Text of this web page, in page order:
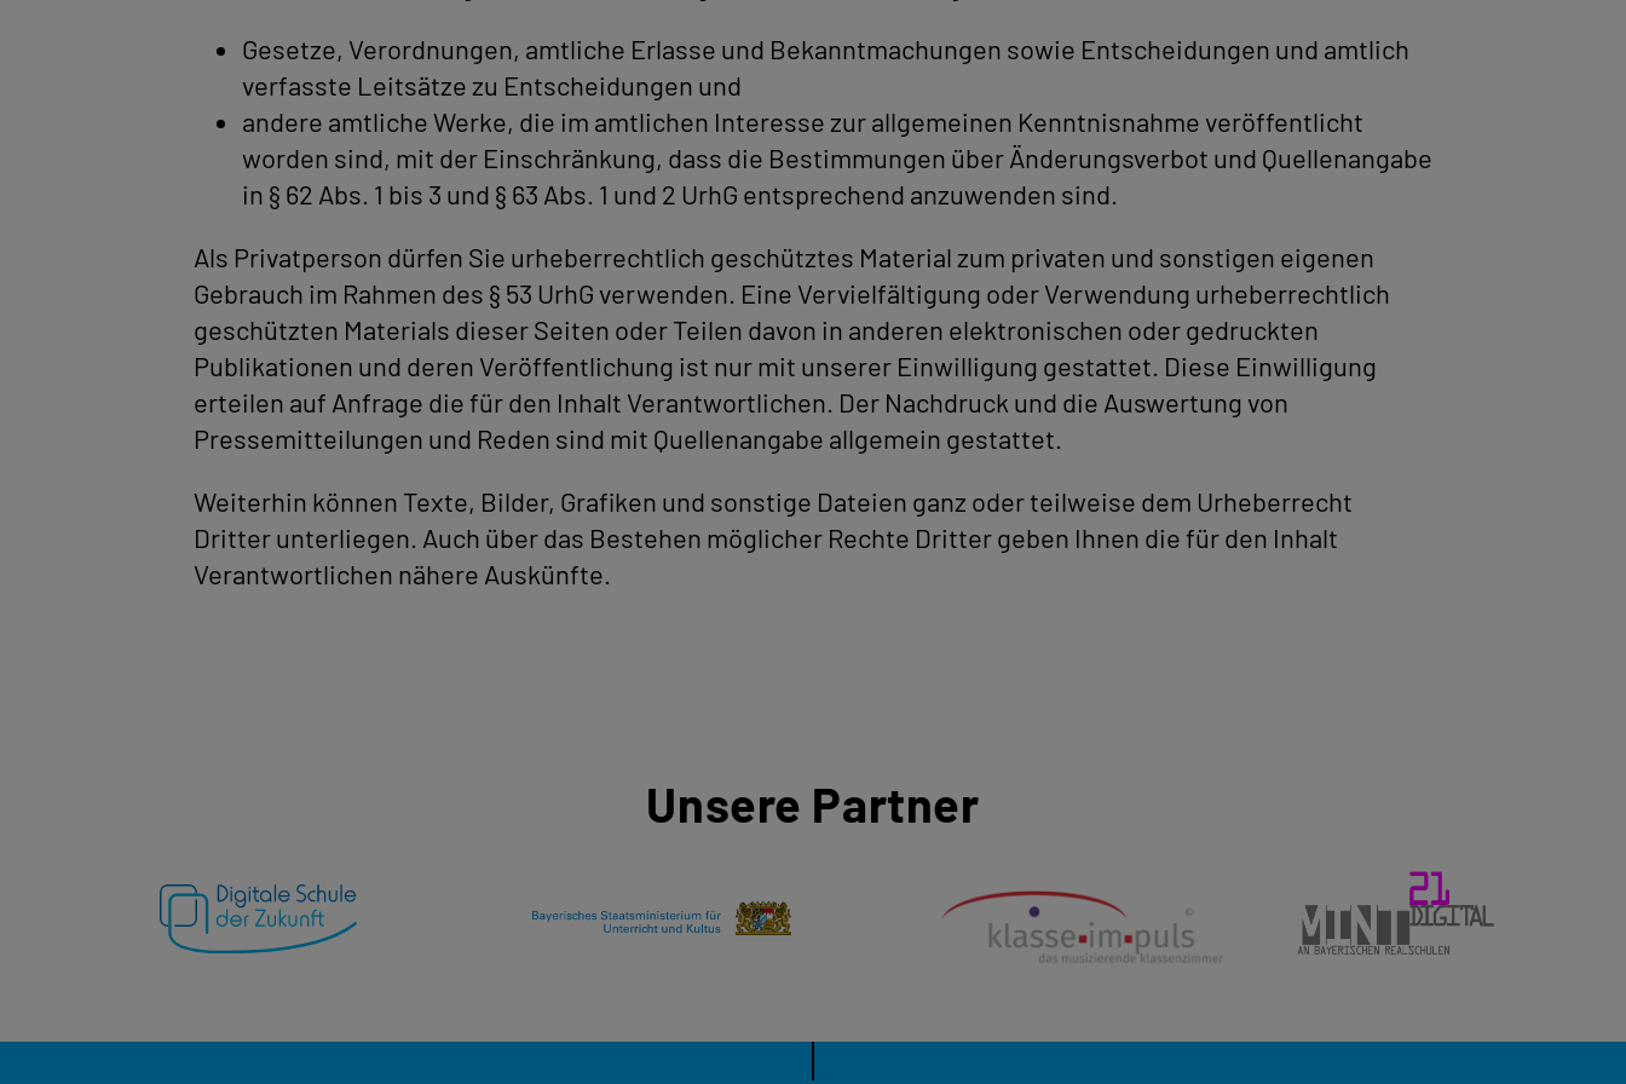
Gesetze, Verordnungen, amtliche Erlasse und Bekanntmachungen sowie Entscheidungen und amtlich
verfasste Leitsätze zu Entscheidungen und
andere amtliche Werke, die im amtlichen Interesse zur allgemeinen Kenntnisnahme veröffentlicht
worden sind, mit der Einschränkung, dass die Bestimmungen über Änderungsverbot und Quellenangabe
in § 62 Abs. 1 bis 3 und § 63 Abs. 1 und 2 UrhG entsprechend anzuwenden sind.
Als Privatperson dürfen Sie urheberrechtlich geschütztes Material zum privaten und sonstigen eigenen
Gebrauch im Rahmen des § 53 UrhG verwenden. Eine Vervielfältigung oder Verwendung urheberrechtlich
geschützten Materials dieser Seiten oder Teilen davon in anderen elektronischen oder gedruckten
Publikationen und deren Veröffentlichung ist nur mit unserer Einwilligung gestattet. Diese Einwilligung
erteilen auf Anfrage die für den Inhalt Verantwortlichen. Der Nachdruck und die Auswertung von
Pressemitteilungen und Reden sind mit Quellenangabe allgemein gestattet.
Weiterhin können Texte, Bilder, Grafiken und sonstige Dateien ganz oder teilweise dem Urheberrecht
Dritter unterliegen. Auch über das Bestehen möglicher Rechte Dritter geben Ihnen die für den Inhalt
Verantwortlichen nähere Auskünfte.
Unsere Partner